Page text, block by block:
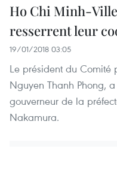
Ho Chi Minh-
resserrent leur
19/01/2018 03:05
Le président du
Nguyen Thanh Phong,
gouverneur de la
Nakamura.